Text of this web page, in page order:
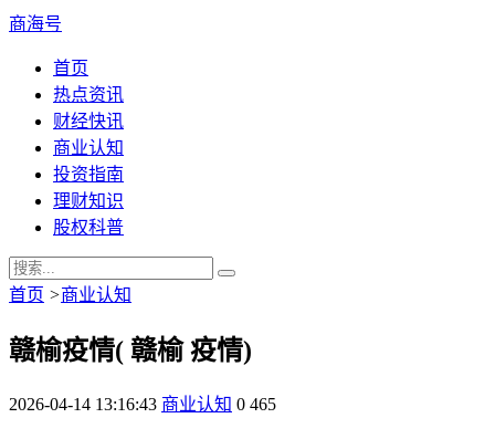
商海号
首页
热点资讯
财经快讯
商业认知
投资指南
理财知识
股权科普
首页 >商业认知
赣榆疫情( 赣榆 疫情)
2026-04-14 13:16:43 商业认知 0 465